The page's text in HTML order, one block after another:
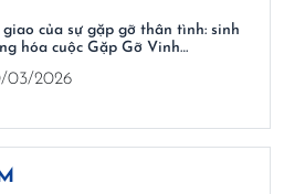
giao của sự gặp gỡ thân tình: sinh
hóa cuộc Gặp Gỡ Vinh…
03/2026